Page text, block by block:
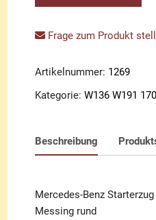
Drahtseil
rund
Frage zum Produkt
Artikelnummer: 1269
Kategorie:W136 W191 170
Beschreibung
Mercedes-Benz
Messing rund